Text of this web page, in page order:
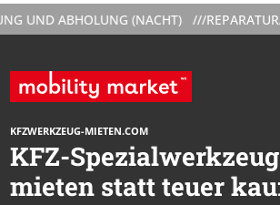
ABHOLUNG (NACHT) ///
KFZWERKZEUG-MIETEN.COM
KFZ-
mieten statt teuer